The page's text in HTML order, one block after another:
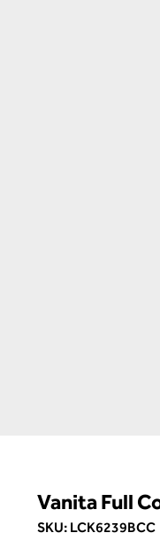
Vanita Full
SKU: LCK6239BCC